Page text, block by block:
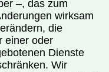
–, das zum
wirksam
die
einer oder
Dienste
Wir